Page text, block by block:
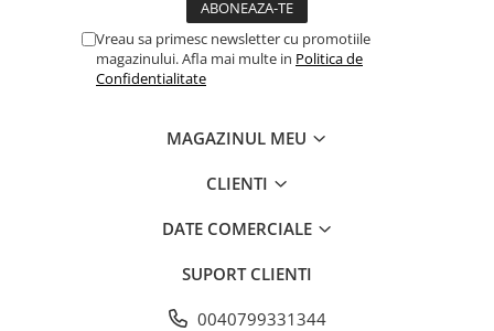
Vreau sa primesc newsletter cu promotiile
magazinului. Afla mai multe in Politica de
Confidentialitate
MAGAZINUL MEU
CLIENTI
DATE COMERCIALE
SUPORT CLIENTI
0040799331344